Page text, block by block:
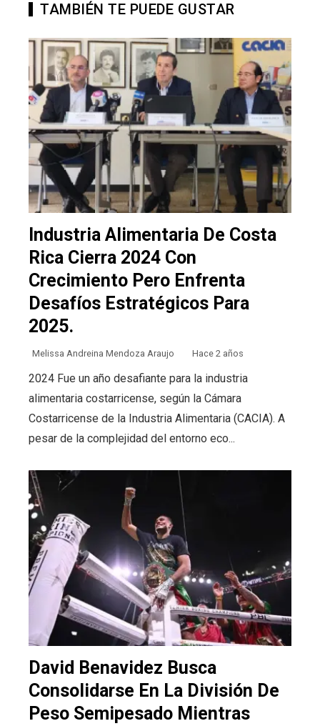
TAMBIÉN TE PUEDE GUSTAR
Industria Alimentaria De Costa
Rica Cierra 2024 Con
Crecimiento Pero Enfrenta
Desafíos Estratégicos Para
2025.
Melissa Andreina Mendoza Araujo Hace 2 años
2024 Fue un año desafiante para la industria
alimentaria costarricense, según la Cámara
Costarricense de la Industria Alimentaria (CACIA). A
pesar de la complejidad del entorno eco...
David Benavidez Busca
Consolidarse En La División De
Peso Semipesado Mientras